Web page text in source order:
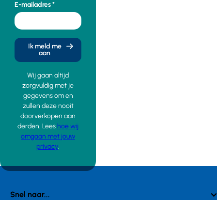
E-mailadres
Ik meld me
aan
Wij gaan altijd
zorgvuldig met je
gegevens om en
zullen deze nooit
doorverkopen aan
derden. Lees hoe wij
omgaan met jouw
privacy.
Snel naar...